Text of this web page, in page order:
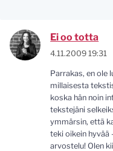
Ei oo totta
4.11.2009 19:31
Parrakas, en ole
millaisesta
koska hän noin
tekstejäni
ymmärsin, että
teki oikein hyvää
arvostelu! Olen